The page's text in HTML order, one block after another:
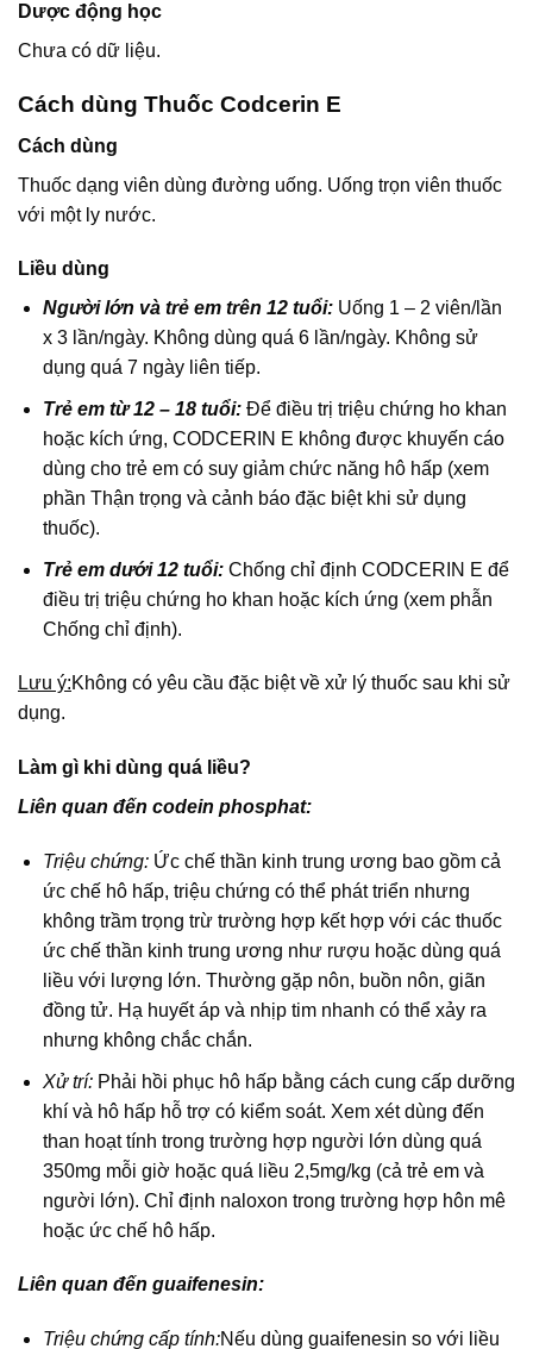
Dược động học
Chưa có dữ liệu.
Cách dùng Thuốc Codcerin E
Cách dùng
Thuốc dạng viên dùng đường uống. Uống trọn viên thuốc
với một ly nước.
Liều dùng
Người lớn và trẻ em trên 12 tuổi: Uống 1 – 2 viên/lần
x 3 lần/ngày. Không dùng quá 6 lần/ngày. Không sử
dụng quá 7 ngày liên tiếp.
Trẻ em từ 12 – 18 tuổi: Để điều trị triệu chứng ho khan
hoặc kích ứng, CODCERIN E không được khuyến cáo
dùng cho trẻ em có suy giảm chức năng hô hấp (xem
phần Thận trọng và cảnh báo đặc biệt khi sử dụng
thuốc).
Trẻ em dưới 12 tuổi: Chống chỉ định CODCERIN E để
điều trị triệu chứng ho khan hoặc kích ứng (xem phẫn
Chống chỉ định).
Lưu ý:Không có yêu cầu đặc biệt về xử lý thuốc sau khi sử
dụng.
Làm gì khi dùng quá liều?
Liên quan đến codein phosphat:
Triệu chứng: Ức chế thần kinh trung ương bao gồm cả
ức chế hô hấp, triệu chứng có thể phát triển nhưng
không trầm trọng trừ trường hợp kết hợp với các thuốc
ức chế thần kinh trung ương như rượu hoặc dùng quá
liều với lượng lớn. Thường gặp nôn, buồn nôn, giãn
đồng tử. Hạ huyết áp và nhịp tim nhanh có thể xảy ra
nhưng không chắc chắn.
Xử trí: Phải hồi phục hô hấp bằng cách cung cấp dưỡng
khí và hô hấp hỗ trợ có kiểm soát. Xem xét dùng đến
than hoạt tính trong trường hợp người lớn dùng quá
350mg mỗi giờ hoặc quá liều 2,5mg/kg (cả trẻ em và
người lớn). Chỉ định naloxon trong trường hợp hôn mê
hoặc ức chế hô hấp.
Liên quan đến guaifenesin:
Triệu chứng cấp tính:Nếu dùng guaifenesin so với liều